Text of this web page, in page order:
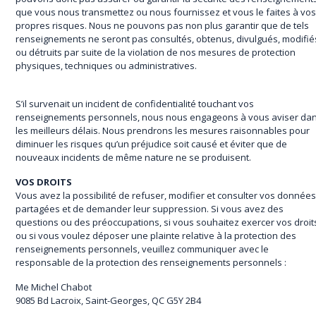
que vous nous transmettez ou nous fournissez et vous le faites à vos
propres risques. Nous ne pouvons pas non plus garantir que de tels
renseignements ne seront pas consultés, obtenus, divulgués,
ou détruits par suite de la violation de nos mesures de protection
physiques, techniques ou administratives.
S’il survenait un incident de confidentialité touchant vos
renseignements personnels, nous nous engageons à vous aviser
les meilleurs délais. Nous prendrons les mesures raisonnables pour
diminuer les risques qu’un préjudice soit causé et éviter que de
nouveaux incidents de même nature ne se produisent.
VOS DROITS
Vous avez la possibilité de refuser, modifier et consulter vos données
partagées et de demander leur suppression. Si vous avez des
questions ou des préoccupations, si vous souhaitez exercer vos
ou si vous voulez déposer une plainte relative à la protection des
renseignements personnels, veuillez communiquer avec le
responsable de la protection des renseignements personnels :
Me Michel Chabot
9085 Bd Lacroix, Saint-Georges, QC G5Y 2B4